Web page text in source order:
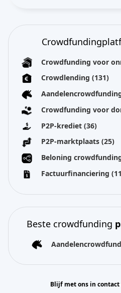
Crowdfunding voor
Crowdlending (131)
Crowdfunding voor
P2P-krediet (36)
P2P-marktplaats (25)
Beloning
Factuurfinanciering
Beste crowdfunding
Blijf met ons in